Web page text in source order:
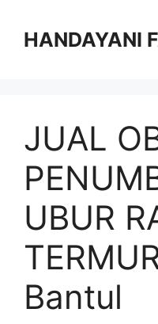
HANDAYANI
JUAL
UBUR
Bantul